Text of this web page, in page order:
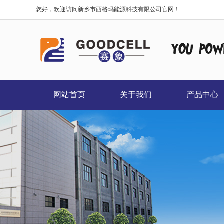
您好，欢迎访问新乡市西格玛能源科技有限公司官网！
网站首页 关于我们 产品中心